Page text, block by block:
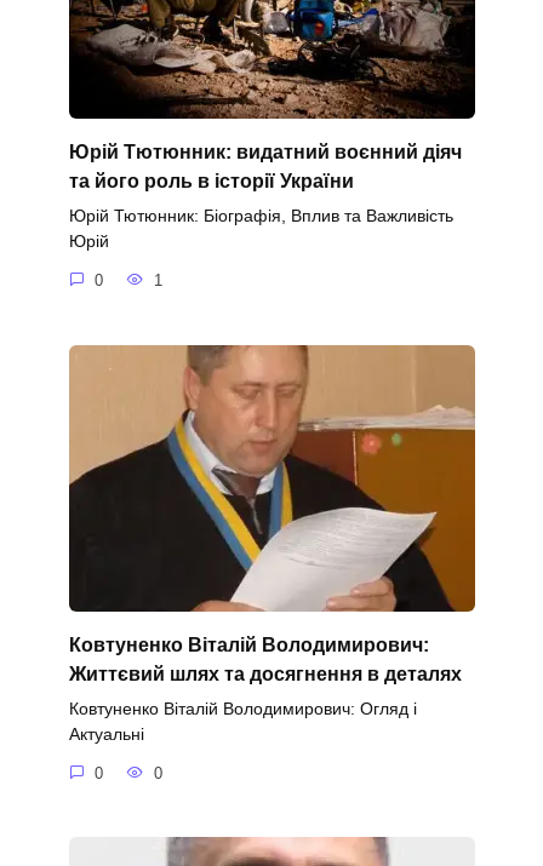
Юрій Тютюнник: видатний воєнний діяч
та його роль в історії України
Юрій Тютюнник: Біографія, Вплив та Важливість
Юрій
0 1
Ковтуненко Віталій Володимирович:
Життєвий шлях та досягнення в деталях
Ковтуненко Віталій Володимирович: Огляд і
Актуальні
0 0